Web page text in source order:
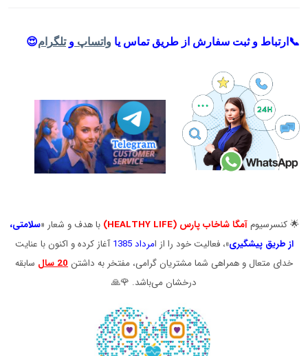
📞ارتباط و ثبت سفارش از طریق تماس یا واتساپ وتلگرام😍
🌟 کنسرسیومآمگا شاخاب پارس (HEALTHY LIFE) با هدف و شعار «سلامتی،
از طریق پیشگیری»، فعالیت خود را از امرداد 1385
آغاز کرده و اکنون با عنایت
خدای متعال و همراهی شما مشتریان گرامی، مفتخر به داشتن20 سال
سابقه
درخشان می‌باشد. 🌹🙏